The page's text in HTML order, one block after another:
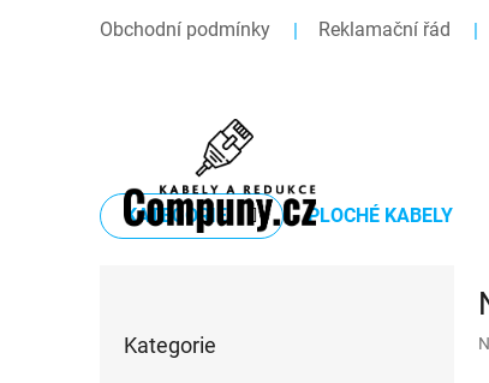
Obchodní podmínky Reklamační řád
KATEGORIE PLOCHÉ KABELY
kategorie
Kategorie